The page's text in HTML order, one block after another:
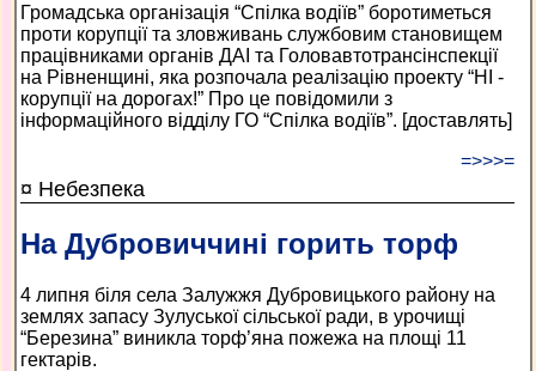
Громадська організація “Спілка водіїв” боротиметься
проти корупції та зловживань службовим становищем
працівниками органів ДАІ та Головавтотрансінспекції
на Рівненщині, яка розпочала реалізацію проекту “НІ -
корупції на дорогах!” Про це повідомили з
інформаційного відділу ГО “Спілка водіїв”. [доставлять]
=>>>=
¤ Небезпека
На Дубровиччині горить торф
4 липня біля села Залужжя Дубровицького району на
землях запасу Зулуської сільської ради, в урочищі
“Березина” виникла торф’яна пожежа на площі 11
гектарів.